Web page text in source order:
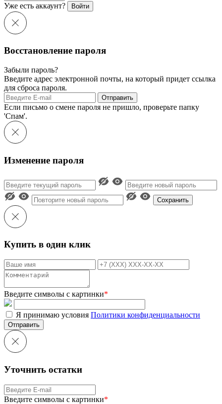
Уже есть аккаунт? Войти
Восстановление пароля
Забыли пароль?
Введите адрес электронной почты, на который придет ссылка
для сброса пароля.
Отправить
Если письмо о смене пароля не пришло, проверьте папку
'Спам'.
Изменение пароля
Сохранить
Купить в один клик
Введите символы с картинки*
Я принимаю условия Политики конфиденциальности
Отправить
Уточнить остатки
Введите символы с картинки*